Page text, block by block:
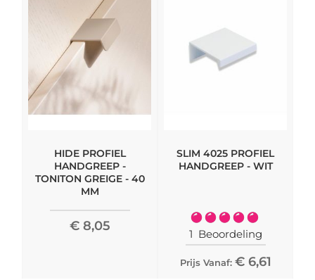
HIDE PROFIEL
HANDGREEP -
TONITON GREIGE - 40
MM
€ 8,05
SLIM 4025 PROFIEL
HANDGREEP - WIT
Waardering:
100%
1 Beoordeling
Prijs Vanaf: € 6,61